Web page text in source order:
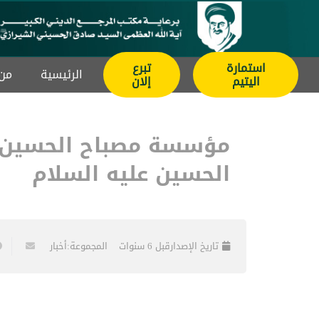
استمارة
اليتيم
تبرع
إلان الرئيسیة
مؤسسة مصباح الحسين
الحسين عليه السلام
تاريخ الإصدارقبل 6 سنوات المجموعة:أخبار